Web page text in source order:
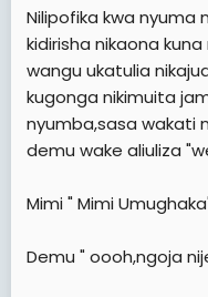
Nilipofika kwa nyuma
kidirisha nikaona
wangu ukatulia
kugonga nikimuita
nyumba,sasa wakati
demu wake aliuliza
Mimi " Mimi
Demu " oooh,ngoja